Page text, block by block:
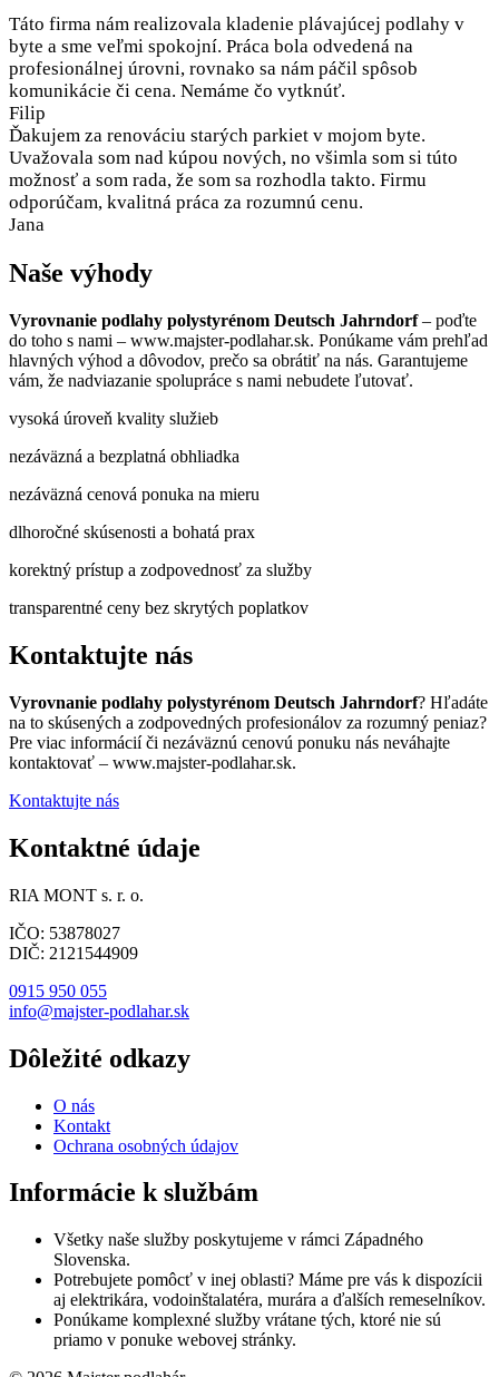
Táto firma nám realizovala kladenie plávajúcej podlahy v
byte a sme veľmi spokojní. Práca bola odvedená na
profesionálnej úrovni, rovnako sa nám páčil spôsob
komunikácie či cena. Nemáme čo vytknúť.
Filip
Ďakujem za renováciu starých parkiet v mojom byte.
Uvažovala som nad kúpou nových, no všimla som si túto
možnosť a som rada, že som sa rozhodla takto. Firmu
odporúčam, kvalitná práca za rozumnú cenu.
Jana
Naše výhody
Vyrovnanie podlahy polystyrénom Deutsch Jahrndorf– poďte
do toho s nami – www.majster-podlahar.sk. Ponúkame vám prehľad
hlavných výhod a dôvodov, prečo sa obrátiť na nás. Garantujeme
vám, že nadviazanie spolupráce s nami nebudete ľutovať.
vysoká úroveň kvality služieb
nezáväzná a bezplatná obhliadka
nezáväzná cenová ponuka na mieru
dlhoročné skúsenosti a bohatá prax
korektný prístup a zodpovednosť za služby
transparentné ceny bez skrytých poplatkov
Kontaktujte nás
Vyrovnanie podlahy polystyrénom Deutsch Jahrndorf? Hľadáte
na to skúsených a zodpovedných profesionálov za rozumný peniaz?
Pre viac informácií či nezáväznú cenovú ponuku nás neváhajte
kontaktovať – www.majster-podlahar.sk.
Kontaktujte nás
Kontaktné údaje
RIA MONT s. r. o.
IČO: 53878027
DIČ: 2121544909
0915 950 055
info@majster-podlahar.sk
Dôležité odkazy
O nás
Kontakt
Ochrana osobných údajov
Informácie k službám
Všetky naše služby poskytujeme v rámci Západného
Slovenska.
Potrebujete pomôcť v inej oblasti? Máme pre vás k dispozícii
aj elektrikára, vodoinštalatéra, murára a ďalších remeselníkov.
Ponúkame komplexné služby vrátane tých, ktoré nie sú
priamo v ponuke webovej stránky.